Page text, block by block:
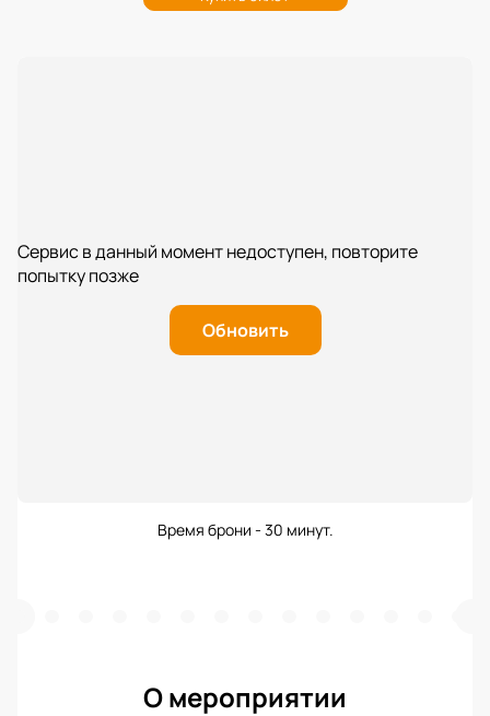
Сервис в данный момент недоступен, повторите
попытку позже
Обновить
Время брони - 30 минут.
О мероприятии